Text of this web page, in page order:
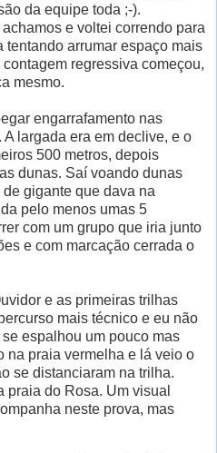
da equipe toda ;-).
e voltei correndo para
tentando arrumar espaço mais
regressiva começou,
mesmo.
engarrafamento nas
largada era em declive, e o
500 metros, depois
dunas. Saí voando dunas
gigante que dava na
pelo menos umas 5
com um grupo que iria junto
e com marcação cerrada o
e as primeiras trilhas
mais técnico e eu não
espalhou um pouco mas
na praia vermelha e lá veio o
se distanciaram na trilha.
praia do Rosa. Um visual
neste prova, mas